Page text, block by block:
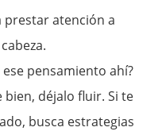
prestar atención a
ese pensamiento ahí?
bien, déjalo fluir. Si te
busca estrategias